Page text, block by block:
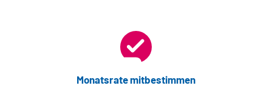
Monatsrate mitbestimmen